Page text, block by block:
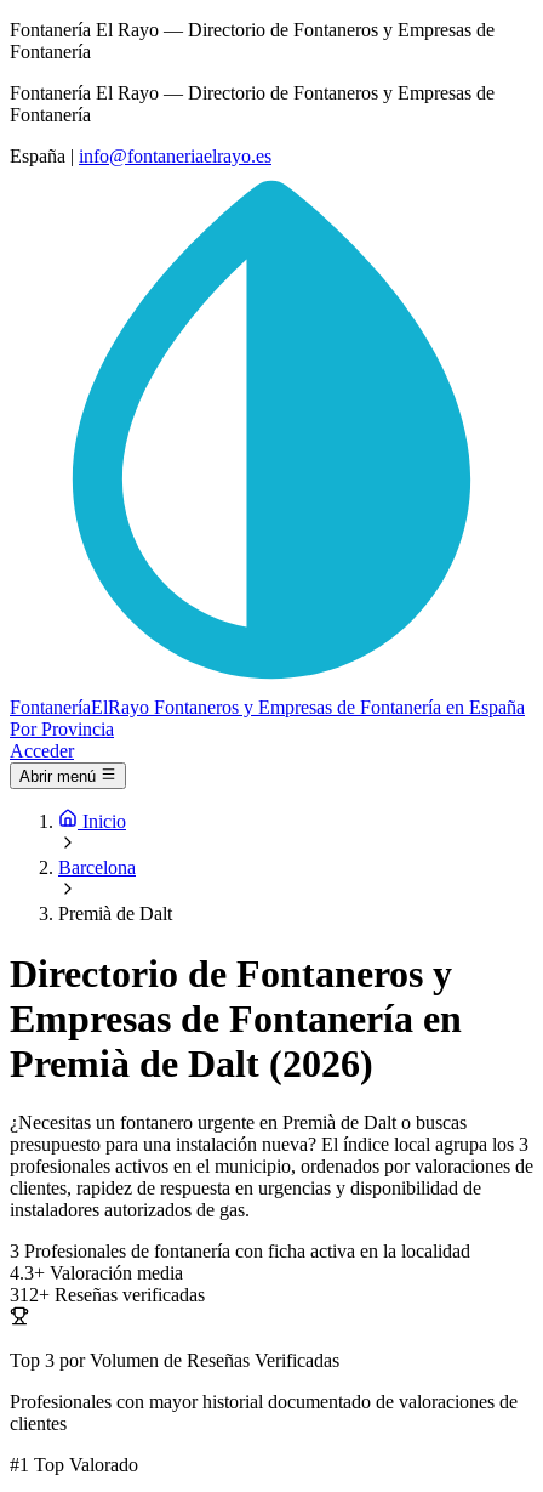
Fontanería El Rayo — Directorio de Fontaneros y Empresas de
Fontanería
Fontanería El Rayo — Directorio de Fontaneros y Empresas de
Fontanería
España | info@fontaneriaelrayo.es
FontaneríaElRayo Fontaneros y Empresas de Fontanería en España
Por Provincia
Acceder
Abrir menú
Inicio
Barcelona
Premià de Dalt
Directorio de Fontaneros y
Empresas de Fontanería en
Premià de Dalt (2026)
¿Necesitas un fontanero urgente en Premià de Dalt o buscas
presupuesto para una instalación nueva? El índice local agrupa los 3
profesionales activos en el municipio, ordenados por valoraciones de
clientes, rapidez de respuesta en urgencias y disponibilidad de
instaladores autorizados de gas.
3 Profesionales de fontanería con ficha activa en la localidad
4.3+ Valoración media
312+ Reseñas verificadas
Top 3 por Volumen de Reseñas Verificadas
Profesionales con mayor historial documentado de valoraciones de
clientes
#1 Top Valorado